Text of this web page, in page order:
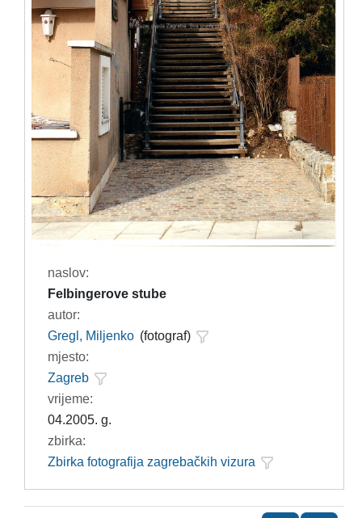
naslov:
Felbingerove stube
autor:
Gregl, Miljenko (fotograf)
mjesto:
Zagreb
vrijeme:
04.2005. g.
zbirka:
Zbirka fotografija zagrebačkih vizura